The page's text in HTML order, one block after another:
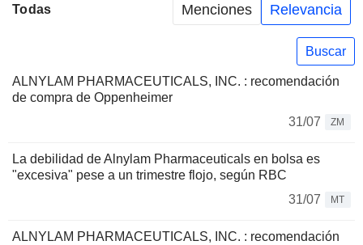
Todas Menciones Relevancia
Buscar
ALNYLAM PHARMACEUTICALS, INC. : recomendación
de compra de Oppenheimer
31/07
ZM
La debilidad de Alnylam Pharmaceuticals en bolsa es
"excesiva" pese a un trimestre flojo, según RBC
31/07
MT
ALNYLAM PHARMACEUTICALS, INC. : recomendación